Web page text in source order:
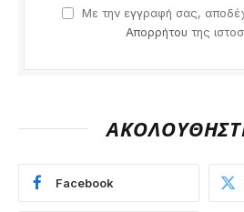
Με την εγγραφή σας,
Απορρήτου της
Facebook